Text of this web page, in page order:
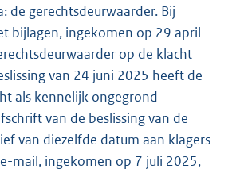
de gerechtsdeurwaarder. Bij
bijlagen, ingekomen op 29 april
op de klacht
van 24 juni 2025 heeft de
als kennelijk ongegrond
van de beslissing van de
van diezelfde datum aan klagers
mail, ingekomen op 7 juli 2025,